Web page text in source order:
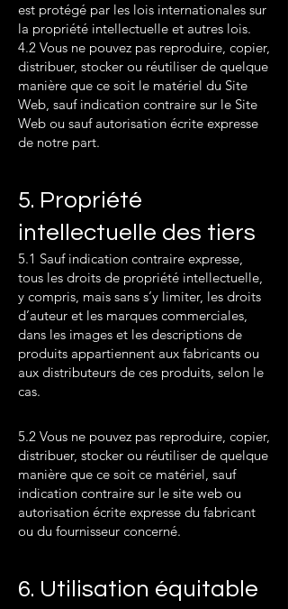
est protégé par les lois internationales sur
la propriété intellectuelle et autres lois.
4.2 Vous ne pouvez pas reproduire, copier,
distribuer, stocker ou réutiliser de quelque
manière que ce soit le matériel du Site
Web, sauf indication contraire sur le Site
Web ou sauf autorisation écrite expresse
de notre part.
5. Propriété
intellectuelle des tiers
5.1 Sauf indication contraire expresse,
tous les droits de propriété intellectuelle,
y compris, mais sans s’y limiter, les droits
d’auteur et les marques commerciales,
dans les images et les descriptions de
produits appartiennent aux fabricants ou
aux distributeurs de ces produits, selon le
cas.
5.2 Vous ne pouvez pas reproduire, copier,
distribuer, stocker ou réutiliser de quelque
manière que ce soit ce matériel, sauf
indication contraire sur le site web ou
autorisation écrite expresse du fabricant
ou du fournisseur concerné.
6. Utilisation équitable